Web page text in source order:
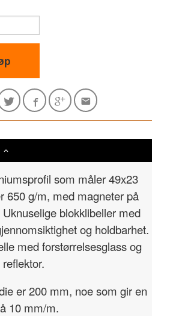
som måler 49x23
650 g/m, med magneter på
blokklibeller med
og holdbarhet.
med forstørrelsesglass og
er 200 mm, noe som gir en
10 mm/m.